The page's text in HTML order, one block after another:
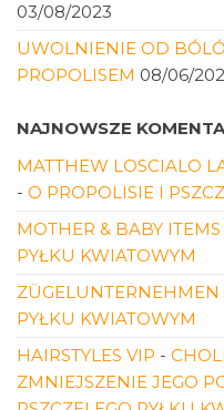
03/08/2023
UWOLNIENIE OD
PROPOLISEM 08/06/
NAJNOWSZE
MATTHEW LOSCIALO
- O PROPOLISIE I
MOTHER & BABY ITEMS
PYŁKU KWIATOWYM
ZÜGELUNTERNEHMEN
PYŁKU KWIATOWYM
HAIRSTYLES VIP -
ZMNIEJSZENIE JEGO